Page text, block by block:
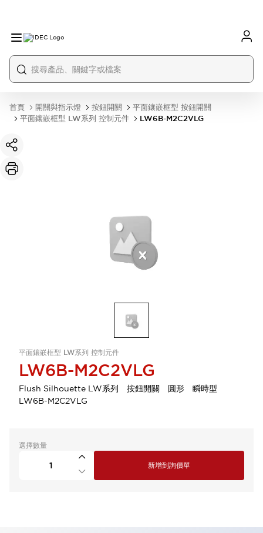
首頁 開關與指示燈 按鈕開關
平面鑲嵌框型 按鈕開關
平面鑲嵌框型 LW系列 控制元件
LW6B-M2C2VLG
平面鑲嵌框型 LW系列 控制元件
LW6B-M2C2VLG
Flush Silhouette LW系列 按鈕開關 圓形 瞬時型
LW6B-M2C2VLG
選擇數量
新增到詢價單